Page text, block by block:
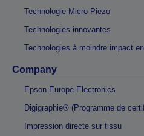
Technologie Micro Piezo
Technologies innovantes
Technologies à moindre impact
Company
Epson Europe Electronics
Digigraphie® (Programme de
Impression directe sur tissu